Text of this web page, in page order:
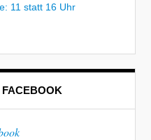
11 statt 16 Uhr